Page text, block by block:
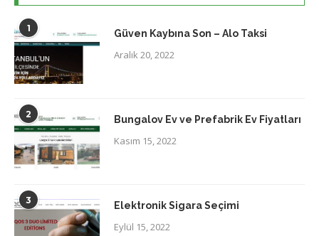
1 Güven Kaybına Son – Alo Taksi
Aralık 20, 2022
2 Bungalov Ev ve Prefabrik Ev Fiyatları
Kasım 15, 2022
3 Elektronik Sigara Seçimi
Eylül 15, 2022